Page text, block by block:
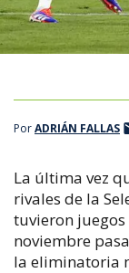
PorADRIÁN FALLAS
La última vez
rivales de la
tuvieron
noviembre
la eliminatoria